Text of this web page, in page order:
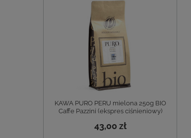
KAWA PURO PERU mielona 250g BIO
Caffe Pazzini (ekspres ciśnieniowy)
43,00 zł